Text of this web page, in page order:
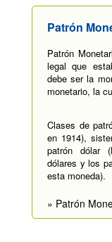
Patrón
Patrón
legal que
debe ser la
monetario, la
Clases de
en 1914),
patrón dólar
dólares y los
esta moneda).
» Patrón